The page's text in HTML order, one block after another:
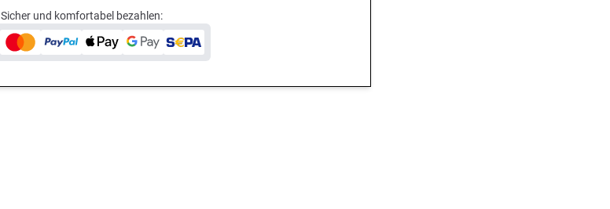
Sicher und komfortabel bezahlen: